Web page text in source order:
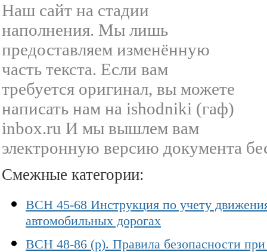
Наш сайт на стадии
наполнения. Мы лишь
предоставляем изменённую
часть текста. Если вам
требуется оригинал, вы можете
написать нам на ishodniki (гаф)
inbox.ru И мы вышлем вам
электронную версию документа
Смежные категории:
ВСН 45-68 Инструкция по учету
автомобильных дорогах
ВСН 48-86 (р). Правила безопасности